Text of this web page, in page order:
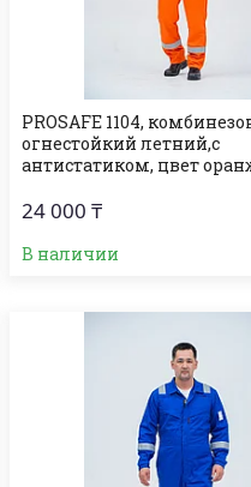
PROSAFE 1104,
огнеcтойкий летний,с
антистатиком, цвет
24 000 ₸
В наличии